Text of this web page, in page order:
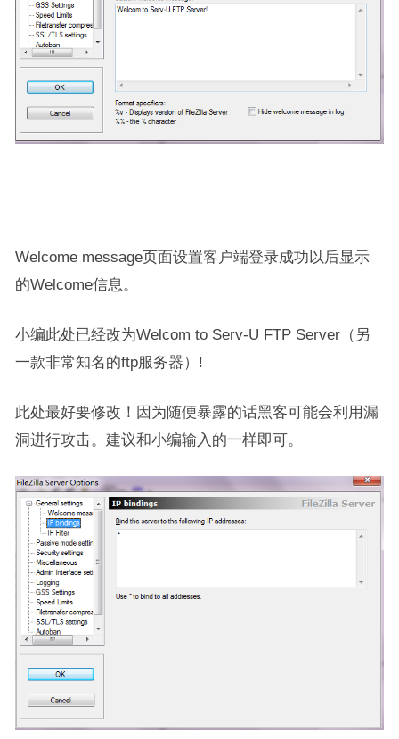
Welcome message页面设置客户端登录成功以后显示
的Welcome信息。
小编此处已经改为Welcom to Serv-U FTP Server（另
一款非常知名的ftp服务器）!
此处最好要修改！因为随便暴露的话黑客可能会利用漏
洞进行攻击。建议和小编输入的一样即可。